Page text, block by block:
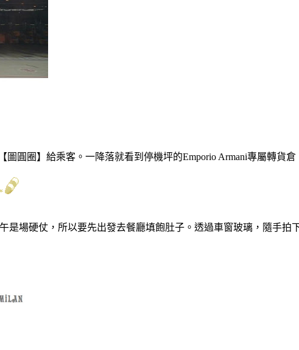
圓圈】給乘客。一降落就看到停機坪的Emporio Armani專屬轉貨倉
場硬仗，所以要先出發去餐廳填飽肚子。透過車窗玻璃，隨手拍